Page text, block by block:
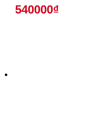
540000₫